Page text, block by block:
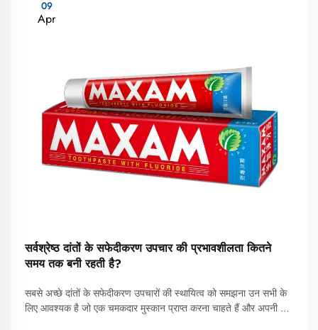
09
Apr
सर्वश्रेष्ठ दांतों के सफेदीकरण उपचार की प्रभावशीलता कितने
समय तक बनी रहती है?
सबसे अच्छे दांतों के सफेदीकरण उपचारों की स्थायित्व को समझना उन सभी के
लिए आवश्यक है जो एक चमकदार मुस्कान प्राप्त करना चाहते हैं और अपनी मुँह